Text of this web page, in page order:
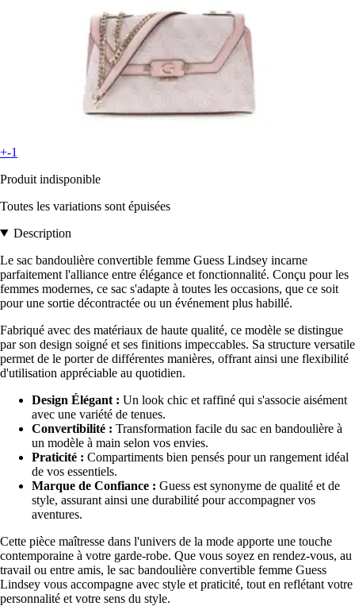
+-1
Produit indisponible
Toutes les variations sont épuisées
Description
Le sac bandoulière convertible femme Guess Lindsey incarne
parfaitement l'alliance entre élégance et fonctionnalité. Conçu pour les
femmes modernes, ce sac s'adapte à toutes les occasions, que ce soit
pour une sortie décontractée ou un événement plus habillé.
Fabriqué avec des matériaux de haute qualité, ce modèle se distingue
par son design soigné et ses finitions impeccables. Sa structure versatile
permet de le porter de différentes manières, offrant ainsi une flexibilité
d'utilisation appréciable au quotidien.
Design Élégant : Un look chic et raffiné qui s'associe aisément
avec une variété de tenues.
Convertibilité : Transformation facile du sac en bandoulière à
un modèle à main selon vos envies.
Praticité : Compartiments bien pensés pour un rangement idéal
de vos essentiels.
Marque de Confiance : Guess est synonyme de qualité et de
style, assurant ainsi une durabilité pour accompagner vos
aventures.
Cette pièce maîtresse dans l'univers de la mode apporte une touche
contemporaine à votre garde-robe. Que vous soyez en rendez-vous, au
travail ou entre amis, le sac bandoulière convertible femme Guess
Lindsey vous accompagne avec style et praticité, tout en reflétant votre
personnalité et votre sens du style.